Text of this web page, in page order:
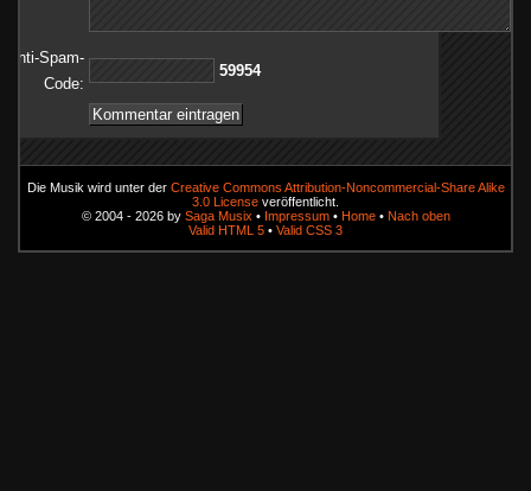
Anti-Spam-
Code:
45995
Die Musik wird unter der Creative Commons Attribution-Noncommercial-Share Alike
3.0 License veröffentlicht.
© 2004 - 2026 by Saga Musix • Impressum• Home• Nach oben
Valid HTML 5 • Valid CSS 3